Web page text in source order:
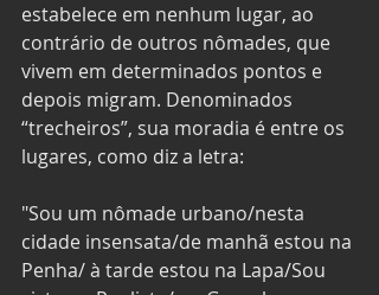
estabelece em nenhum lugar, ao
contrário de outros nômades, que
vivem em determinados pontos e
depois migram. Denominados
“trecheiros”, sua moradia é entre os
lugares, como diz a letra:
"Sou um nômade urbano/nesta
cidade insensata/de manhã estou na
Penha/ à tarde estou na Lapa/Sou